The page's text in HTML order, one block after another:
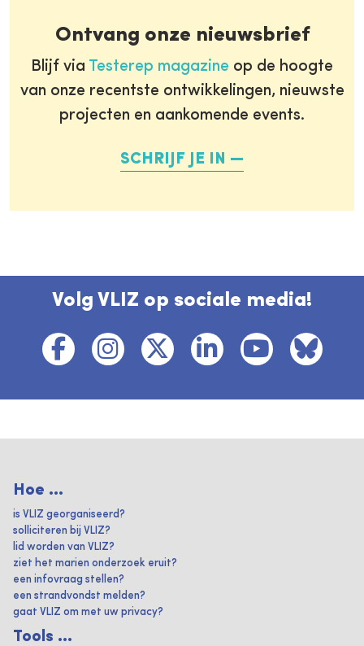
Ontvang onze nieuwsbrief
Blijf via Testerep magazine op de hoogte
van onze recentste ontwikkelingen, nieuwste
projecten en aankomende events.
SCHRIJF JE IN
Volg VLIZ op sociale media!
Hoe ...
is VLIZ georganiseerd?
solliciteren bij VLIZ?
lid worden van VLIZ?
ziet het marien onderzoek eruit?
een infovraag stellen?
een strandvondst melden?
gaat VLIZ om met uw privacy?
Tools ...